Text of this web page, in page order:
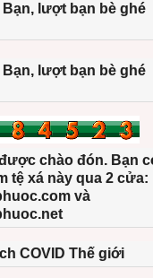
lượt bạn bè ghé
lượt bạn bè ghé
chào đón. Bạn
tệ xá này qua 2 cửa:
và
COVID Thế giới